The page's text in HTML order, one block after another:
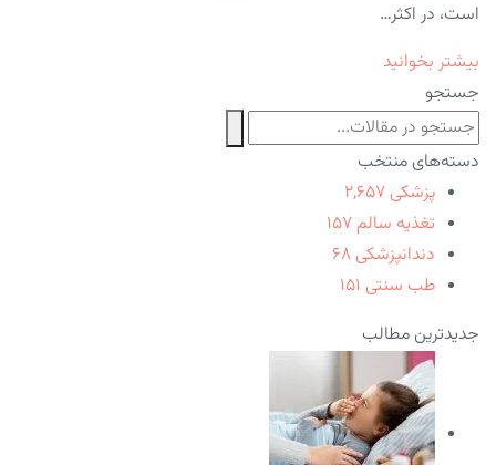
است، در اکثر…
بیشتر بخوانید
جستجو
دسته‌های منتخب
پزشکی ۲,۶۵۷
تغذیه سالم ۱۵۷
دندانپزشکی ۶۸
طب سنتی ۱۵۱
جدیدترین مطالب